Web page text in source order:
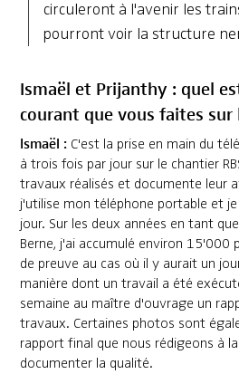
circuleront à l'avenir les
pourront voir la structure
Ismaël et Prijanthy : quel
courant que vous faites sur
Ismaël :C'est la prise en main du
à trois fois par jour sur le chantier
travaux réalisés et documente leur
j'utilise mon téléphone portable et
jour. Sur les deux années en tant
Berne, j'ai accumulé environ 15'000
de preuve au cas où il y aurait un
manière dont un travail a été
semaine au maître d'ouvrage un
travaux. Certaines photos sont
rapport final que nous rédigeons à
documenter la qualité.